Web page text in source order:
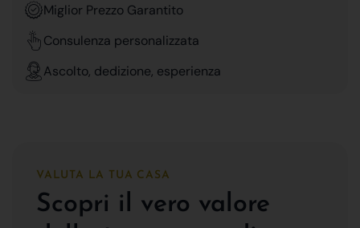
Miglior Prezzo Garantito
Consulenza personalizzata
Ascolto, dedizione, esperienza
VALUTA LA TUA CASA
Scopri il vero valore